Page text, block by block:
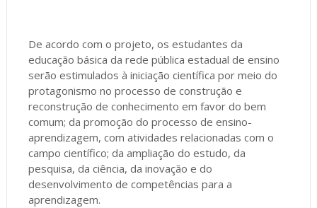
De acordo com o projeto, os estudantes da
educação básica da rede pública estadual de ensino
serão estimulados à iniciação científica por meio do
protagonismo no processo de construção e
reconstrução de conhecimento em favor do bem
comum; da promoção do processo de ensino-
aprendizagem, com atividades relacionadas com o
campo científico; da ampliação do estudo, da
pesquisa, da ciência, da inovação e do
desenvolvimento de competências para a
aprendizagem.